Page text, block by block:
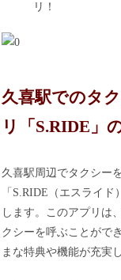
リ！
久喜駅でのタ
リ「S.RIDE」
久喜駅周辺でタクシー
「S.RIDE（エスライ
します。このアプリは
クシーを呼ぶことがで
まな特典や機能が充実